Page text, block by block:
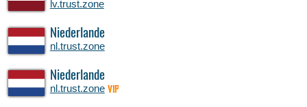
lv.trust.zone
Niederlande
nl.trust.zone
Niederlande
nl.trust.zone VIP